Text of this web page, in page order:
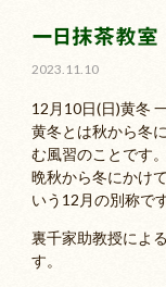
一日抹茶教室
2023.11.10
12月10日(日)黄冬
黄冬とは秋から冬
む風習のことです。
晩秋から冬にかけ
いう12月の別称です
裏千家助教授によ
す。